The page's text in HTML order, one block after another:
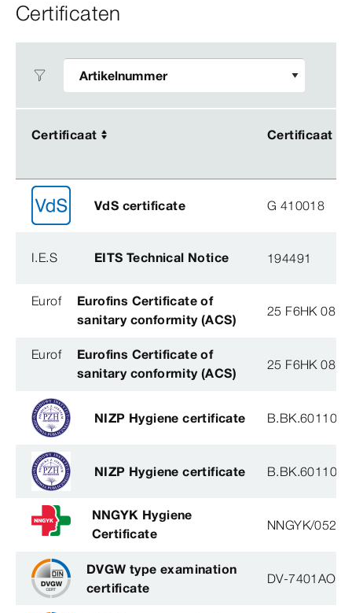
Certificaten
Certificaat Certificaat
Certificaat Certificaat
VdS certificate G 410018
I.E.S EITS Technical Notice 194491
Eurof
Eurofins Certificate of
sanitary conformity (ACS)
25 F6HK 081
Eurof
Eurofins Certificate of
sanitary conformity (ACS)
25 F6HK 081
NIZP Hygiene certificate
NIZP Hygiene certificate
NNGYK Hygiene
Certificate
NNGYK/
DVGW type examination
certificate
DV-